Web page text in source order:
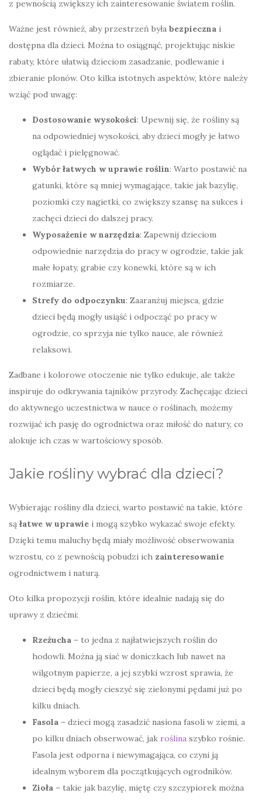
z pewnością zwiększy ich zainteresowanie światem roślin.
Ważne jest również, aby przestrzeń była bezpieczna i
dostępna dla dzieci. Można to osiągnąć, projektując niskie
rabaty, które ułatwią dzieciom zasadzanie, podlewanie i
zbieranie plonów. Oto kilka istotnych aspektów, które należy
wziąć pod uwagę:
Dostosowanie wysokości: Upewnij się, że rośliny są
na odpowiedniej wysokości, aby dzieci mogły je łatwo
oglądać i pielęgnować.
Wybór łatwych w uprawie roślin: Warto postawić na
gatunki, które są mniej wymagające, takie jak bazylię,
poziomki czy nagietki, co zwiększy szansę na sukces i
zachęci dzieci do dalszej pracy.
Wyposażenie w narzędzia: Zapewnij dzieciom
odpowiednie narzędzia do pracy w ogrodzie, takie jak
małe łopaty, grabie czy konewki, które są w ich
rozmiarze.
Strefy do odpoczynku: Zaaranżuj miejsca, gdzie
dzieci będą mogły usiąść i odpocząć po pracy w
ogrodzie, co sprzyja nie tylko nauce, ale również
relaksowi.
Zadbane i kolorowe otoczenie nie tylko edukuje, ale także
inspiruje do odkrywania tajników przyrody. Zachęcając dzieci
do aktywnego uczestnictwa w nauce o roślinach, możemy
rozwijać ich pasję do ogrodnictwa oraz miłość do natury, co
alokuje ich czas w wartościowy sposób.
Jakie rośliny wybrać dla dzieci?
Wybierając rośliny dla dzieci, warto postawić na takie, które
są łatwe w uprawie i mogą szybko wykazać swoje efekty.
Dzięki temu maluchy będą miały możliwość obserwowania
wzrostu, co z pewnością pobudzi ich zainteresowanie
ogrodnictwem i naturą.
Oto kilka propozycji roślin, które idealnie nadają się do
uprawy z dziećmi:
Rzeżucha – to jedna z najłatwiejszych roślin do
hodowli. Można ją siać w doniczkach lub nawet na
wilgotnym papierze, a jej szybki wzrost sprawia, że
dzieci będą mogły cieszyć się zielonymi pędami już po
kilku dniach.
Fasola – dzieci mogą zasadzić nasiona fasoli w ziemi, a
po kilku dniach obserwować, jak roślina szybko rośnie.
Fasola jest odporna i niewymagająca, co czyni ją
idealnym wyborem dla początkujących ogrodników.
Zioła – takie jak bazylię, miętę czy szczypiorek można